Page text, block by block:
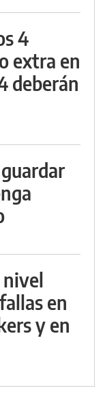
4
extra en
deberán
nivel
en
y en